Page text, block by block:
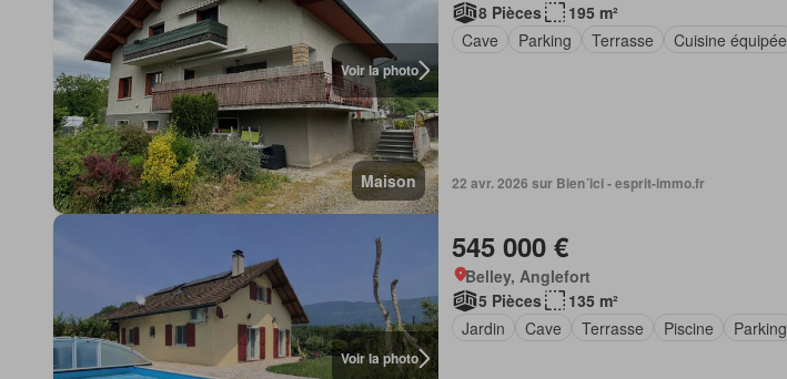
Voir la photo
Maison
8 Pièces
195 m²
Cave
Parking Terrasse Cuisine équipée
22 avr. 2026 sur Bien´ici - esprit-immo.fr
Voir la photo
545 000 €
Belley, Anglefort
5 Pièces
135 m²
Jardin
Cave Terrasse Piscine Parking